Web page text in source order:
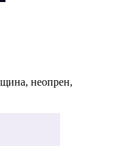
неопрен,